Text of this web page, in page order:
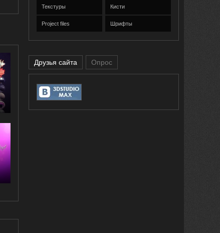
Текстуры
Project files
Кисти
Шрифты
Друзья сайта Опрос